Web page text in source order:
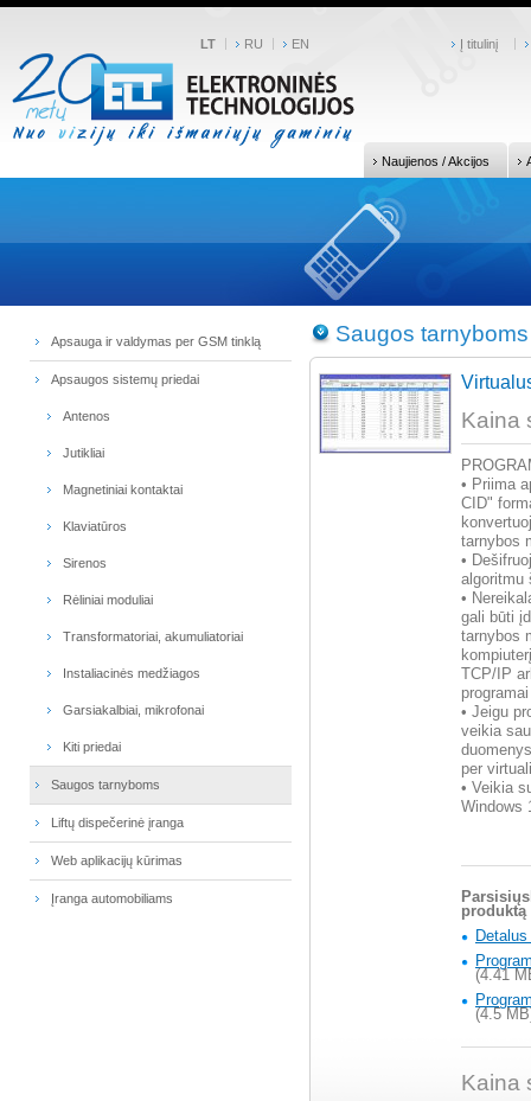
LT RU EN Į titulinį
Naujienos / Akcijos
Apsauga ir valdymas per GSM tinklą
Apsaugos sistemų priedai
Antenos
Jutikliai
Magnetiniai kontaktai
Klaviatūros
Sirenos
Rėliniai moduliai
Transformatoriai, akumuliatoriai
Instaliacinės medžiagos
Garsiakalbiai, mikrofonai
Kiti priedai
Saugos tarnyboms
Liftų dispečerinė įranga
Web aplikacijų kūrimas
Įranga automobiliams
Saugos tarnyboms
Kaina
• Priima
CID"
tarnybos
•
algoritmu
•
gali būti
tarnybos
TCP/IP
• Jeigu
veikia
per
• Veikia
Windows
produktą
(4.41
(4.5
Kaina